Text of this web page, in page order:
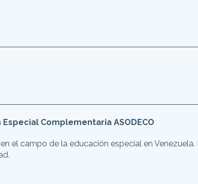
Complementaria ASODECO
el campo de la educación especial en